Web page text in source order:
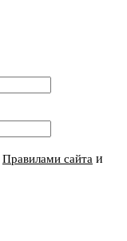
Правилами сайта и